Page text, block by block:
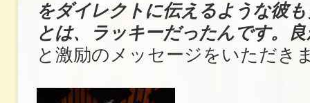
をダイレクトに伝えるような彼
とは、ラッキーだったんです。
と激励のメッセージをいただき